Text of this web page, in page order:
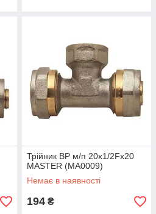
Трійник ВР м/п 20x1/2Fx20
MASTER (MA0009)
Немає в наявності
194 ₴